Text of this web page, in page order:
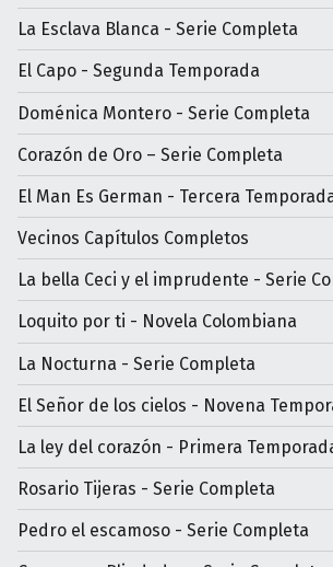
La Esclava Blanca - Serie Completa
El Capo - Segunda Temporada
Doménica Montero - Serie Completa
Corazón de Oro – Serie Completa
El Man Es German - Tercera
Vecinos Capítulos Completos
La bella Ceci y el imprudente - Serie
Loquito por ti - Novela Colombiana
La Nocturna - Serie Completa
El Señor de los cielos - Novena
La ley del corazón - Primera
Rosario Tijeras - Serie Completa
Pedro el escamoso - Serie Completa